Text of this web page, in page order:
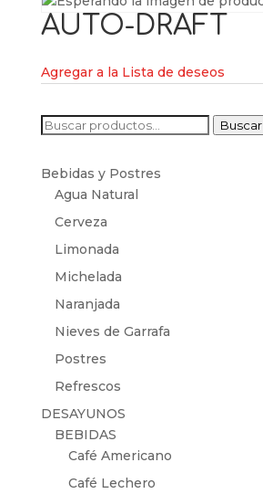
AUTO-DRAFT
Agregar a la Lista de deseos
Buscar
Buscar
Bebidas y Postres
Agua Natural
Cerveza
Limonada
Michelada
Naranjada
Nieves de Garrafa
Postres
Refrescos
DESAYUNOS
BEBIDAS
Café Americano
Café Lechero